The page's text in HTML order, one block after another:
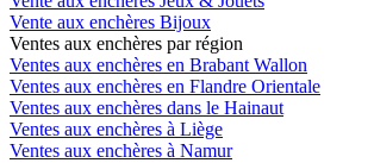
Vente aux enchères Bijoux
Ventes aux enchères par région
Ventes aux enchères en Brabant Wallon
Ventes aux enchères en Flandre Orientale
Ventes aux enchères dans le Hainaut
Ventes aux enchères à Liège
Ventes aux enchères à Namur